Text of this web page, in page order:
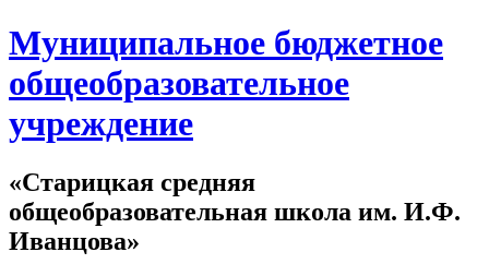
Муниципальное бюджетное
общеобразовательное
учреждение
«Старицкая средняя
общеобразовательная школа им. И.Ф.
Иванцова»